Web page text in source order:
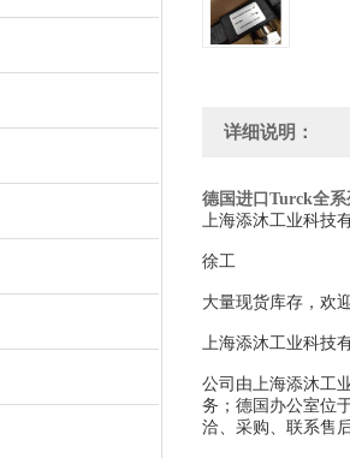
详细说明：
德国进口Turck全
上海添沐工业科技
徐工
大量现货库存，欢
上海添沐工业科技
公司由上海添沐工
务；德国办公室位
洽、采购、联系售